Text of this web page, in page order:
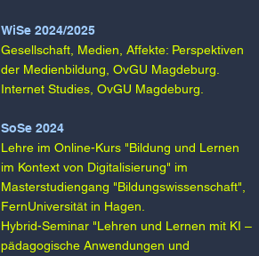
WiSe 2024/2025​
Gesellschaft, Medien, Affekte: Perspektiven
der Medienbildung, OvGU Magdeburg.​​
Internet Studies, OvGU Magdeburg.​
SoSe 2024​
Lehre im Online-Kurs "Bildung und Lernen
im Kontext von Digitalisierung" im
Masterstudiengang "Bildungswissenschaft",
FernUniversität in Hagen.​
Hybrid-Seminar "Lehren und Lernen mit KI –
pädagogische Anwendungen und